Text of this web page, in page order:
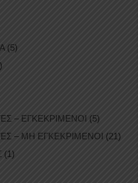
(5)
– ΕΓΚΕΚΡΙΜΕΝΟΙ (5)
– ΜΗ ΕΓΚΕΚΡΙΜΕΝΟΙ (21)
(1)